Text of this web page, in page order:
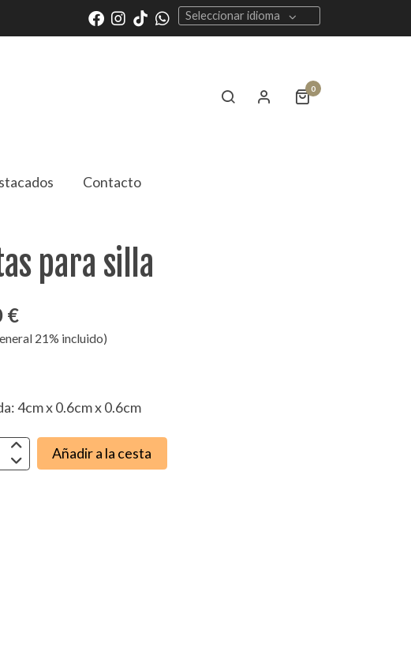
Seleccionar idioma
0
Contacto
para silla
€
21% incluido)
4cm x 0.6cm x 0.6cm
Añadir a la cesta